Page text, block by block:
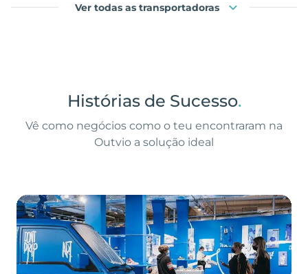
Ver todas as transportadoras
Histórias de Sucesso.
Vê como negócios como o teu encontraram na
Outvio a solução ideal